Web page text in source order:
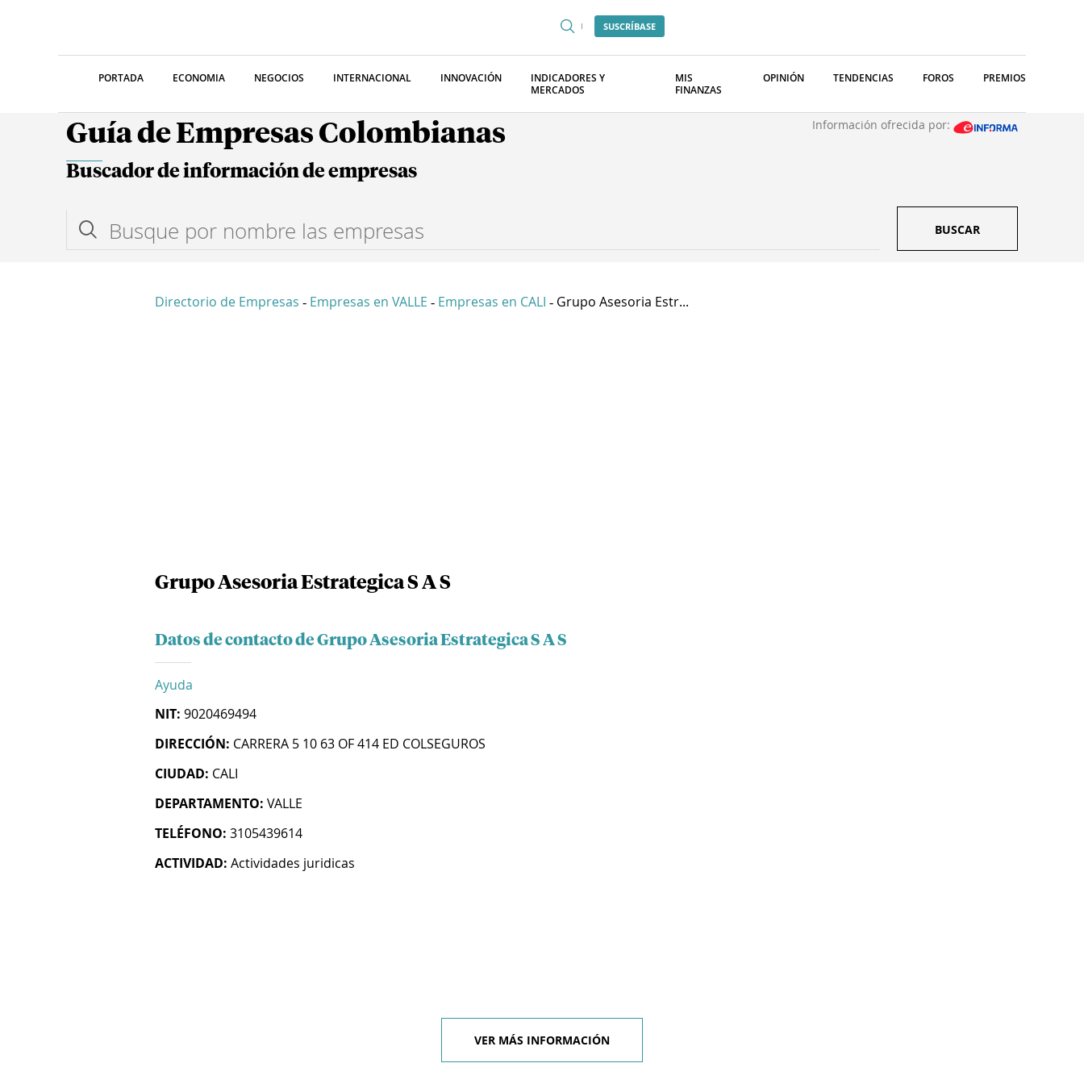
SUSCRÍBASE
PORTADA ECONOMIA NEGOCIOS INTERNACIONAL INNOVACIÓN
INDICADORES Y
MERCADOS
MIS
FINANZAS
OPINIÓN TENDENCIAS FOROS PREMIOS
Guía de Empresas Colombianas Información ofrecida por:
Buscador de información de empresas
BUSCAR
Directorio de Empresas - Empresas en VALLE - Empresas en CALI - Grupo Asesoria Estr...
Grupo Asesoria Estrategica S A S
Datos de contacto de Grupo Asesoria Estrategica S A S
Ayuda
NIT: 9020469494
DIRECCIÓN: CARRERA 5 10 63 OF 414 ED COLSEGUROS
CIUDAD: CALI
DEPARTAMENTO: VALLE
TELÉFONO: 3105439614
ACTIVIDAD: Actividades juridicas
VER MÁS INFORMACIÓN